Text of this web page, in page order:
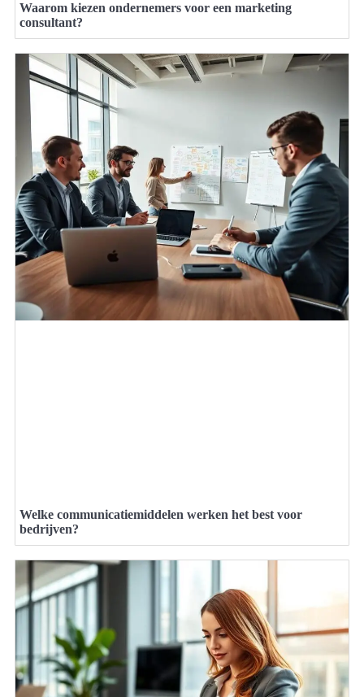
Waarom kiezen ondernemers voor een marketing
consultant?
Welke communicatiemiddelen werken het best voor
bedrijven?